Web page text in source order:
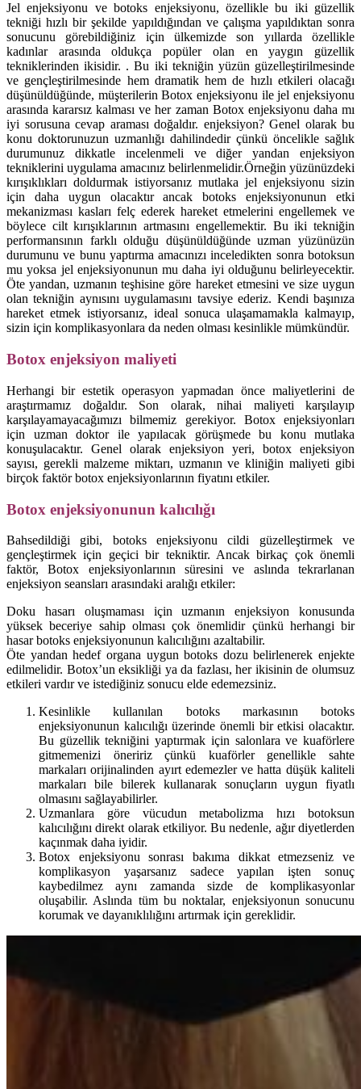
Jel enjeksiyonu ve botoks enjeksiyonu, özellikle bu iki güzellik
tekniği hızlı bir şekilde yapıldığından ve çalışma yapıldıktan sonra
sonucunu görebildiğiniz için ülkemizde son yıllarda özellikle
kadınlar arasında oldukça popüler olan en yaygın güzellik
tekniklerinden ikisidir. . Bu iki tekniğin yüzün güzelleştirilmesinde
ve gençleştirilmesinde hem dramatik hem de hızlı etkileri olacağı
düşünüldüğünde, müşterilerin Botox enjeksiyonu ile jel enjeksiyonu
arasında kararsız kalması ve her zaman Botox enjeksiyonu daha mı
iyi sorusuna cevap araması doğaldır. enjeksiyon? Genel olarak bu
konu doktorunuzun uzmanlığı dahilindedir çünkü öncelikle sağlık
durumunuz dikkatle incelenmeli ve diğer yandan enjeksiyon
tekniklerini uygulama amacınız belirlenmelidir.Örneğin yüzünüzdeki
kırışıklıkları doldurmak istiyorsanız mutlaka jel enjeksiyonu sizin
için daha uygun olacaktır ancak botoks enjeksiyonunun etki
mekanizması kasları felç ederek hareket etmelerini engellemek ve
böylece cilt kırışıklarının artmasını engellemektir. Bu iki tekniğin
performansının farklı olduğu düşünüldüğünde uzman yüzünüzün
durumunu ve bunu yaptırma amacınızı inceledikten sonra botoksun
mu yoksa jel enjeksiyonunun mu daha iyi olduğunu belirleyecektir.
Öte yandan, uzmanın teşhisine göre hareket etmesini ve size uygun
olan tekniğin aynısını uygulamasını tavsiye ederiz. Kendi başınıza
hareket etmek istiyorsanız, ideal sonuca ulaşamamakla kalmayıp,
sizin için komplikasyonlara da neden olması kesinlikle mümkündür.
Botox enjeksiyon maliyeti
Herhangi bir estetik operasyon yapmadan önce maliyetlerini de
araştırmamız doğaldır. Son olarak, nihai maliyeti karşılayıp
karşılayamayacağımızı bilmemiz gerekiyor. Botox enjeksiyonları
için uzman doktor ile yapılacak görüşmede bu konu mutlaka
konuşulacaktır. Genel olarak enjeksiyon yeri, botox enjeksiyon
sayısı, gerekli malzeme miktarı, uzmanın ve kliniğin maliyeti gibi
birçok faktör botox enjeksiyonlarının fiyatını etkiler.
Botox enjeksiyonunun kalıcılığı
Bahsedildiği gibi, botoks enjeksiyonu cildi güzelleştirmek ve
gençleştirmek için geçici bir tekniktir. Ancak birkaç çok önemli
faktör, Botox enjeksiyonlarının süresini ve aslında tekrarlanan
enjeksiyon seansları arasındaki aralığı etkiler:
Doku hasarı oluşmaması için uzmanın enjeksiyon konusunda
yüksek beceriye sahip olması çok önemlidir çünkü herhangi bir
hasar botoks enjeksiyonunun kalıcılığını azaltabilir.
Öte yandan hedef organa uygun botoks dozu belirlenerek enjekte
edilmelidir. Botox’un eksikliği ya da fazlası, her ikisinin de olumsuz
etkileri vardır ve istediğiniz sonucu elde edemezsiniz.
Kesinlikle kullanılan botoks markasının botoks
enjeksiyonunun kalıcılığı üzerinde önemli bir etkisi olacaktır.
Bu güzellik tekniğini yaptırmak için salonlara ve kuaförlere
gitmemenizi öneririz çünkü kuaförler genellikle sahte
markaları orijinalinden ayırt edemezler ve hatta düşük kaliteli
markaları bile bilerek kullanarak sonuçların uygun fiyatlı
olmasını sağlayabilirler.
Uzmanlara göre vücudun metabolizma hızı botoksun
kalıcılığını direkt olarak etkiliyor. Bu nedenle, ağır diyetlerden
kaçınmak daha iyidir.
Botox enjeksiyonu sonrası bakıma dikkat etmezseniz ve
komplikasyon yaşarsanız sadece yapılan işten sonuç
kaybedilmez aynı zamanda sizde de komplikasyonlar
oluşabilir. Aslında tüm bu noktalar, enjeksiyonun sonucunu
korumak ve dayanıklılığını artırmak için gereklidir.